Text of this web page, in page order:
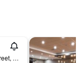
851 West Genesee Street, 斯卡尼阿特勒斯, NY, 美國